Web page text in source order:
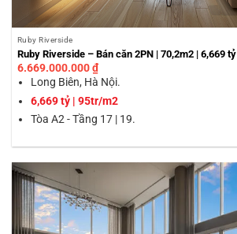
Ruby Riverside
Ruby Riverside – Bán căn 2PN | 70,2m2 | 6,669 tỷ
6.669.000.000₫
Long Biên, Hà Nội.
6,669 tỷ | 95tr/m2
Tòa A2 - Tầng 17 | 19.